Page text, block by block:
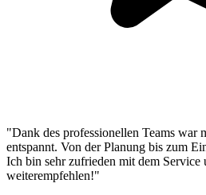
"Dank des professionellen Teams war
entspannt. Von der Planung bis zum
Ich bin sehr zufrieden mit dem Service
weiterempfehlen!"